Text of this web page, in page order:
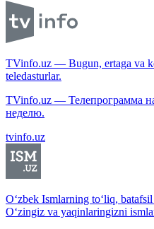
TVinfo.uz — Bugun, ertaga va
teledasturlar.
TVinfo.uz — Телепрограмма
неделю.
tvinfo.uz
O‘zbek Ismlarning to‘liq,
O‘zingiz va yaqinlaringizni